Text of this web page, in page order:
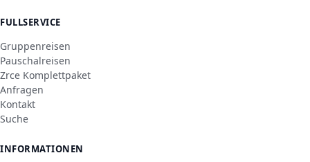
FULLSERVICE
Gruppenreisen
Pauschalreisen
Zrce Komplettpaket
Anfragen
Kontakt
Suche
INFORMATIONEN